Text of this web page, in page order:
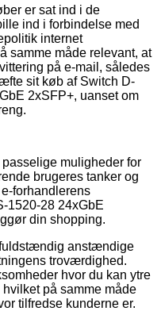
er sat ind i de
ind i forbindelse med
internet
samme måde relevant, at
på e-mail, således
sit køb af Switch D-
2xSFP+, uanset om
muligheder for
brugeres tanker og
forhandlerens
1520-28 24xGbE
din shopping.
anstændige
troværdighed.
hvor du kan ytre
på samme måde
tilfredse kunderne er.